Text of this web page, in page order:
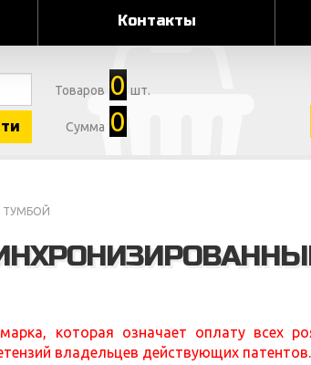
Контакты
Товаров 0 шт.
Сумма 0
ТУМБОЙ
которая означает оплату всех
владельцев действующих патентов.